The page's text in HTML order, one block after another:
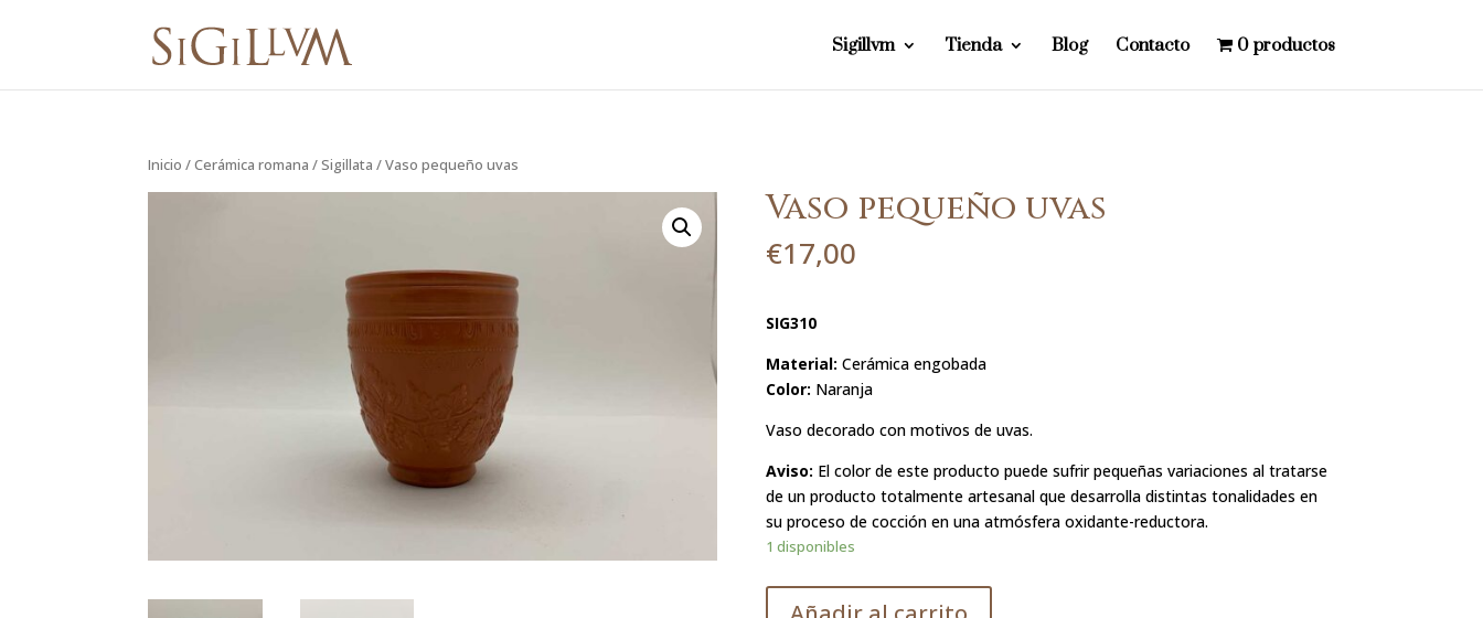
Sigillvm Tienda Blog Contacto 0 productos
Inicio /Cerámica romana /Sigillata / Vaso pequeño uvas
Vaso pequeño uvas
€17,00
SIG310
Material: Cerámica engobada
Color: Naranja
Vaso decorado con motivos de uvas.
Aviso: El color de este producto puede sufrir pequeñas variaciones al tratarse
de un producto totalmente artesanal que desarrolla distintas tonalidades en
su proceso de cocción en una atmósfera oxidante-reductora.
1 disponibles